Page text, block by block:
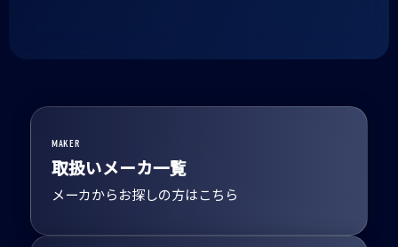
MAKER
取扱いメーカ一覧
メーカからお探しの方はこちら